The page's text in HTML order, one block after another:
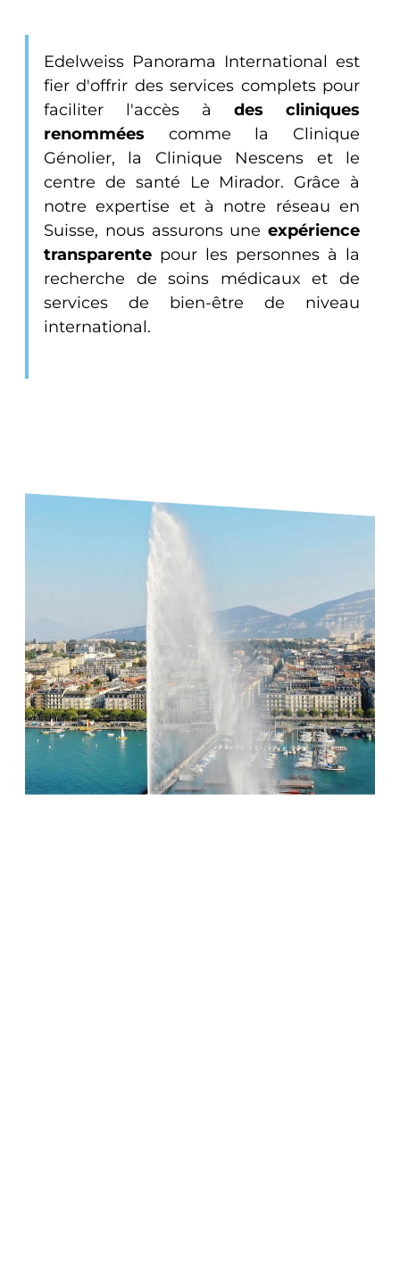
Edelweiss Panorama International est
fier d'offrir des services complets pour
faciliter l'accès àdes cliniques
renommées comme la Clinique
Génolier, la Clinique Nescens et le
centre de santé Le Mirador. Grâce à
notre expertise et à notre réseau en
Suisse, nous assurons uneexpérience
transparentepour les personnes à la
recherche de soins médicaux et de
services de bien-être de niveau
international.